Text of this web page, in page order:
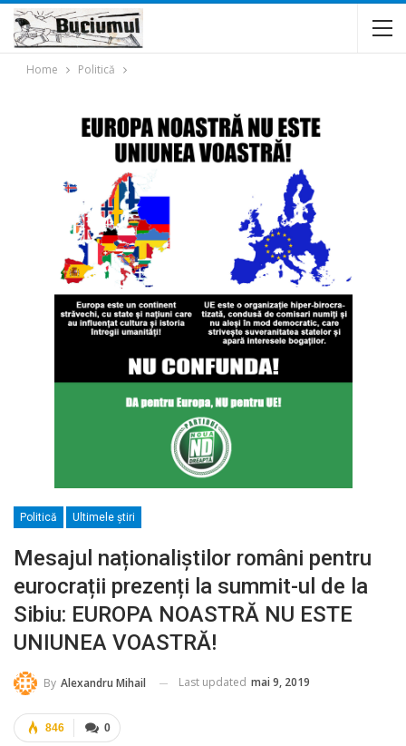
Home Politică
Politică Ultimele ştiri
Mesajul naționaliștilor români pentru
eurocrații prezenți la summit-ul de la
Sibiu: EUROPA NOASTRĂ NU ESTE
UNIUNEA VOASTRĂ!
By Alexandru Mihail Last updated mai 9, 2019
0
846